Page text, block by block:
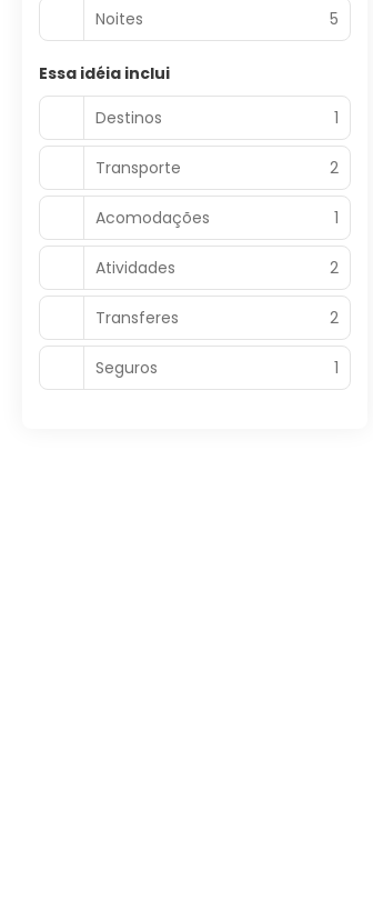
Noites 5
Essa idéia inclui
Destinos
1
Transporte 2
Acomodações 1
Atividades 2
Transferes 2
Seguros 1